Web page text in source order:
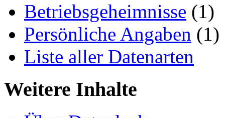
Betriebsgeheimnisse (1)
Persönliche Angaben (1)
Liste aller Datenarten
Weitere Inhalte